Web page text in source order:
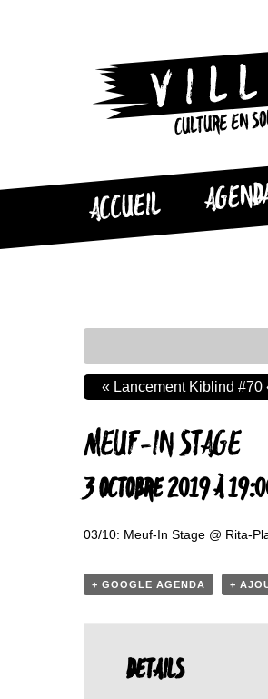
CULTURE EN
ACCUEIL
MEUF-IN STAGE
3 OCTOBRE 2019 À
« Lancement Kiblind
03/10: Meuf-In Stage @ Rita-
+ GOOGLE AGENDA +
DETAILS